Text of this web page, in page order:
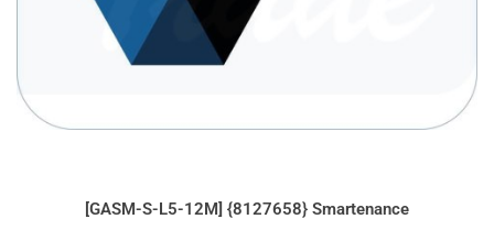
[GASM-S-L5-12M] {8127658} Smartenance